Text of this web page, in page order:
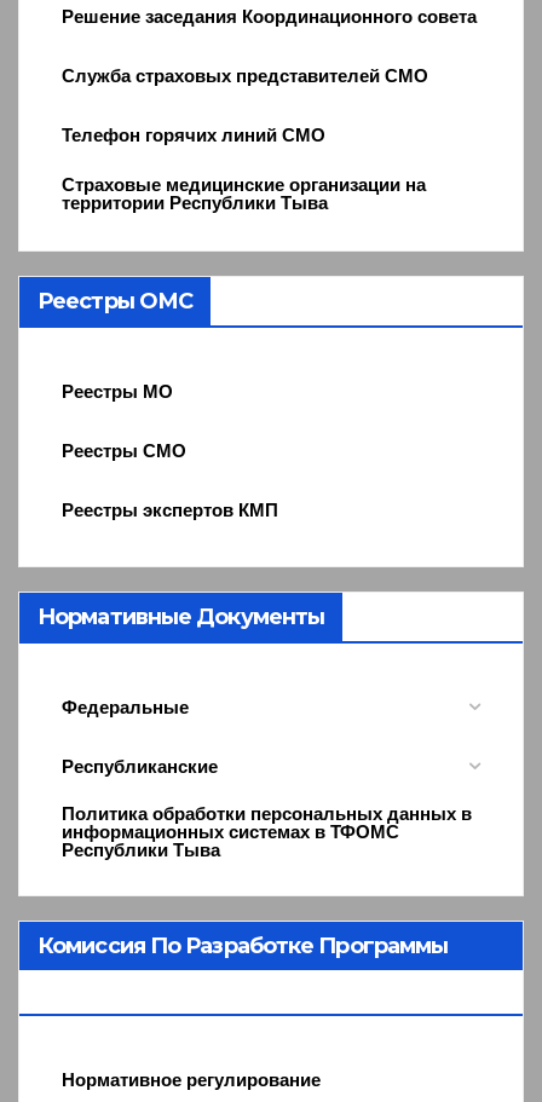
Решение заседания Координационного совета
Служба страховых представителей СМО
Телефон горячих линий СМО
Страховые медицинские организации на
территории Республики Тыва
Реестры ОМС
Реестры МО
Реестры СМО
Реестры экспертов КМП
Нормативные Документы
Федеральные
Республиканские
Политика обработки персональных данных в
информационных системах в ТФОМС
Республики Тыва
Комиссия По Разработке Программы
Нормативное регулирование